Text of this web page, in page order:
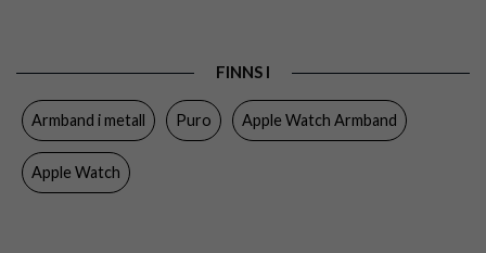
Egenskaper Magnetstängning
Färg
Material
FINNS I
Armband i metall Puro Apple Watch Armband
Apple Watch